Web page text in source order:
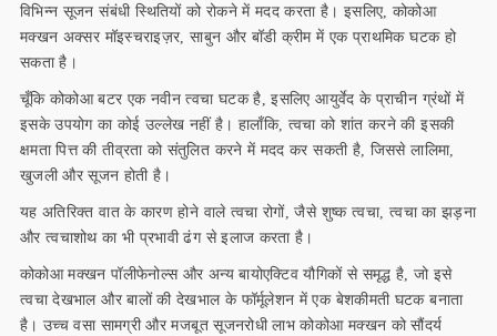
विभिन्न सूजन संबंधी स्थितियों को रोकने में मदद करता है। इसलिए, कोकोआ
मक्खन अक्सर मॉइस्चराइज़र, साबुन और बॉडी क्रीम में एक प्राथमिक घटक हो
सकता है।
चूँकि कोकोआ बटर एक नवीन त्वचा घटक है, इसलिए आयुर्वेद के प्राचीन ग्रंथों में
इसके उपयोग का कोई उल्लेख नहीं है। हालाँकि, त्वचा को शांत करने की इसकी
क्षमता पित्त की तीव्रता को संतुलित करने में मदद कर सकती है, जिससे लालिमा,
खुजली और सूजन होती है।
यह अतिरिक्त वात के कारण होने वाले त्वचा रोगों, जैसे शुष्क त्वचा, त्वचा का झड़ना
और त्वचाशोथ का भी प्रभावी ढंग से इलाज करता है।
कोकोआ मक्खन पॉलीफेनोल्स और अन्य बायोएक्टिव यौगिकों से समृद्ध है, जो इसे
त्वचा देखभाल और बालों की देखभाल के फॉर्मूलेशन में एक बेशकीमती घटक बनाता
है। उच्च वसा सामग्री और मजबूत सूजनरोधी लाभ कोकोआ मक्खन को सौंदर्य